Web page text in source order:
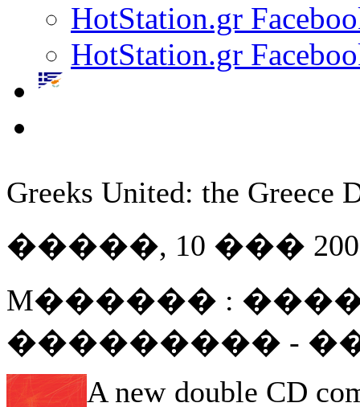
HotStation.gr
HotStation.gr
Greeks United: the Greece
�����, 10 ��� 2006
M������ :
��������� -
A new double CD